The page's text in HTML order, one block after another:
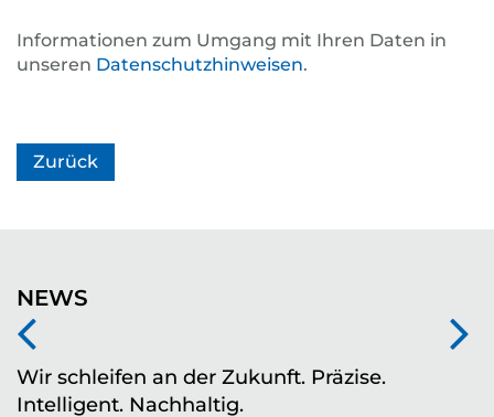
Informationen zum Umgang mit Ihren Daten in
unseren Datenschutzhinweisen.
Zurück
NEWS
Wir schleifen an der Zukunft. Präzise.
Intelligent. Nachhaltig.